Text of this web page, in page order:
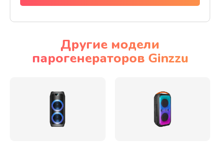
Другие модели
парогенераторов Ginzzu